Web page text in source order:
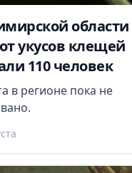
области
укусов клещей
110 человек
в регионе пока не